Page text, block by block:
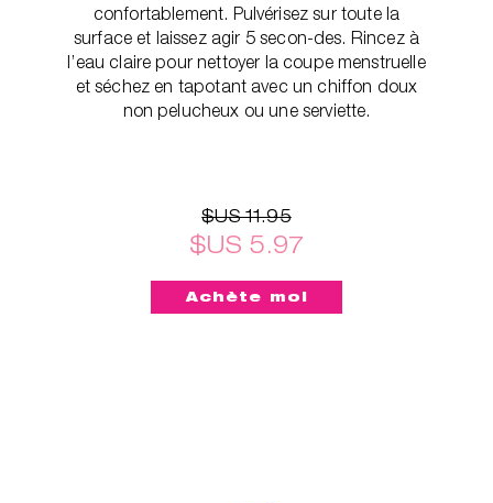
confortablement. Pulvérisez sur toute la
surface et laissez agir 5 secon-des. Rincez à
l’eau claire pour nettoyer la coupe menstruelle
et séchez en tapotant avec un chiffon doux
non pelucheux ou une serviette.
$US 11.95
$US 5.97